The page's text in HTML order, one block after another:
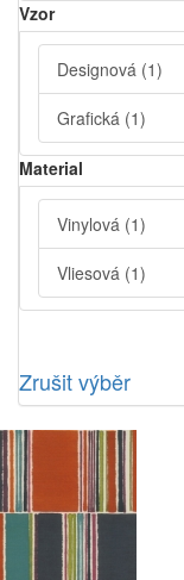
Vzor
Designová (1)
Grafická (1)
Material
Vinylová (1)
Vliesová (1)
Zrušit výběr